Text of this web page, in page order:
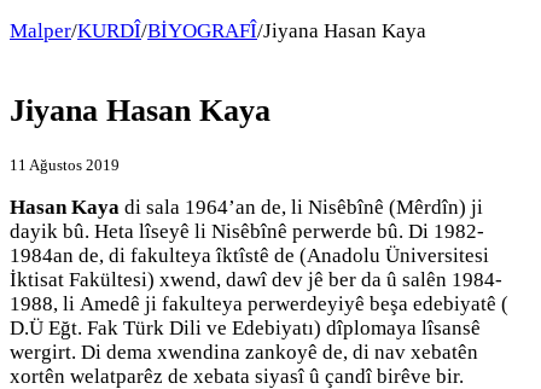
Malper/KURDÎ/BİYOGRAFÎ/Jiyana Hasan Kaya
Jiyana Hasan Kaya
11 Ağustos 2019
Hasan Kaya di sala 1964’an de, li Nisêbînê (Mêrdîn) ji
dayik bû. Heta lîseyê li Nisêbînê perwerde bû. Di 1982-
1984an de, di fakulteya îktîstê de (Anadolu Üniversitesi
İktisat Fakültesi) xwend, dawî dev jê ber da û salên 1984-
1988, li Amedê ji fakulteya perwerdeyiyê beşa edebiyatê (
D.Ü Eğt. Fak Türk Dili ve Edebiyatı) dîplomaya lîsansê
wergirt. Di dema xwendina zankoyê de, di nav xebatên
xortên welatparêz de xebata siyasî û çandî birêve bir.